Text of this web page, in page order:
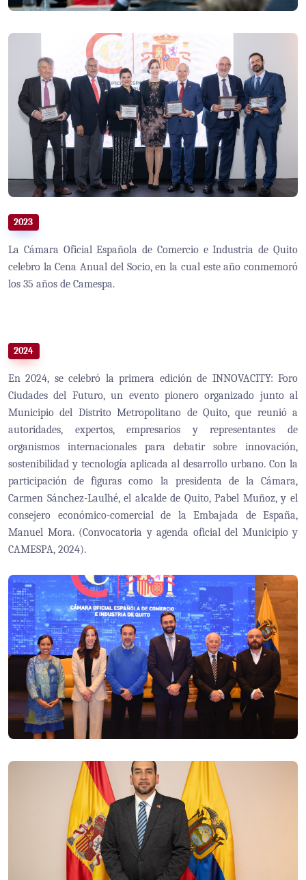
2023
La Cámara Oficial Española de Comercio e Industria de Quito
celebro la Cena Anual del Socio, en la cual este año conmemoró
los 35 años de Camespa.
2024
En 2024, se celebró la primera edición de INNOVACITY: Foro
Ciudades del Futuro, un evento pionero organizado junto al
Municipio del Distrito Metropolitano de Quito, que reunió a
autoridades, expertos, empresarios y representantes de
organismos internacionales para debatir sobre innovación,
sostenibilidad y tecnología aplicada al desarrollo urbano. Con la
participación de figuras como la presidenta de la Cámara,
Carmen Sánchez-Laulhé, el alcalde de Quito, Pabel Muñoz, y el
consejero económico-comercial de la Embajada de España,
Manuel Mora. (Convocatoria y agenda oficial del Municipio y
CAMESPA, 2024).